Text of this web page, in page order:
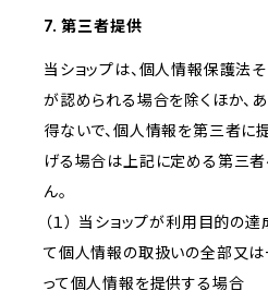
7. 第三者提供
当ショップは、個人情報保護法
が認められる場合を除くほか、
得ないで、個人情報を第三者に
げる場合は上記に定める第三
ん。
（１） 当ショップが利用目的の
て個人情報の取扱いの全部又
って個人情報を提供する場合